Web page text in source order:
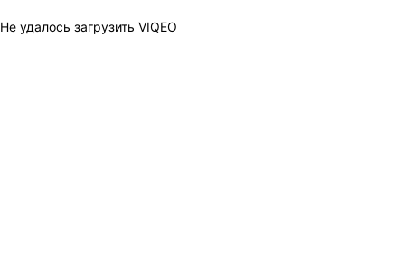
Не удалось загрузить VIQEO